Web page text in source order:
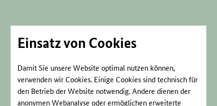
Einsatz von Cookies
Damit Sie unsere Website optimal nutzen können,
verwenden wir Cookies. Einige Cookies sind technisch für
den Betrieb der Website notwendig. Andere dienen der
anonymen Webanalyse oder ermöglichen erweiterte